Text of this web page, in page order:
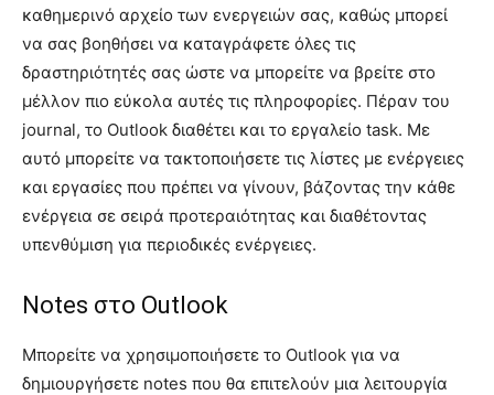
καθημερινό αρχείο των ενεργειών σας, καθώς μπορεί
να σας βοηθήσει να καταγράφετε όλες τις
δραστηριότητές σας ώστε να μπορείτε να βρείτε στο
μέλλον πιο εύκολα αυτές τις πληροφορίες. Πέραν του
journal, το Outlook διαθέτει και το εργαλείο task. Με
αυτό μπορείτε να τακτοποιήσετε τις λίστες με ενέργειες
και εργασίες που πρέπει να γίνουν, βάζοντας την κάθε
ενέργεια σε σειρά προτεραιότητας και διαθέτοντας
υπενθύμιση για περιοδικές ενέργειες.
Notes στο Outlook
Μπορείτε να χρησιμοποιήσετε το Outlook για να
δημιουργήσετε notes που θα επιτελούν μια λειτουργία